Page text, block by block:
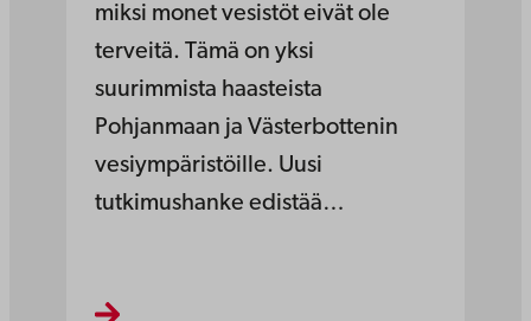
miksi monet vesistöt eivät ole
terveitä. Tämä on yksi
suurimmista haasteista
Pohjanmaan ja Västerbottenin
vesiympäristöille. Uusi
tutkimushanke edistää…